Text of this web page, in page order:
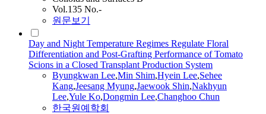
Vol.135 No.-
원문보기
Day and Night Temperature Regimes Regulate Floral
Differentiation and Post-Grafting Performance of Tomato
Scions in a Closed Transplant Production System
Byungkwan Lee,Min Shim,Hyein Lee,Sehee
Kang,Jeesang Myung,Jaewook Shin,Nakhyun
Lee,Yule Ko,Dongmin Lee,Changhoo Chun
한국원예학회